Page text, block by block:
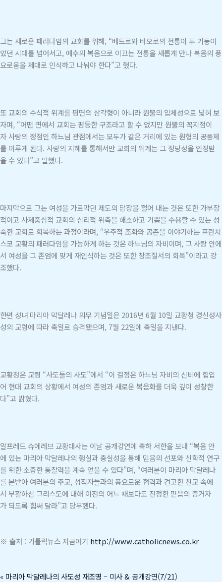
그는 새로운 패러다임의 교회를 위해, “베드로와 바오로의 전통이 두 기둥이
었던 시대를 넘어서고, 예수의 복음으로 이끄는 전통을 새롭게 만나 복음의 풍
요로움을 제대로 인식하고 나눠야 한다”고 했다.
또 교회의 수식적 위계를 평면의 삼각형이 아니라 원뿔의 입체성으로 넓혀 보
자며, “어떤 면에서 교회는 평등한 구조라고 할 수 없지만 원뿔의 꼭지점이
자 사랑의 정점인 하느님 관점에서는 모두가 같은 거리에 있는 원형의 공동체
를 이루게 된다. 사랑의 지혜를 통해서만 교회의 위계는 그 정당성을 인정받
을 수 있다”고 말했다.
마지막으로 그는 여성을 가로막던 제도의 담장을 헐어 내는 것은 또한 가부장
적이고 사제중심적 교회의 심리적 위축을 해소하고 기쁨을 수용할 수 있는 성
숙한 교회로 회복하는 과정이라며, “우주적 조화와 공존을 이야기하는 프란치
스코 교황의 패러다임을 가능하게 하는 것은 하느님의 자비이며, 그 사랑 안에
서 여성을 그 존엄에 맞게 재인식하는 것은 또한 창조질서의 회복”이라고 강
조했다.
한편 성녀 마리아 막달레나 의무 기념일은 2016년 6월 10일 교황청 경신성사
성의 교령에 따라 축일로 승격됐으며, 7월 22일에 축일을 지낸다.
교황청은 교령 “사도들의 사도”에서 “이 결정은 하느님 자비의 신비에 힘입
어 현대 교회의 상황에서 여성의 존엄과 새로운 복음화를 더욱 깊이 성찰한
다”고 밝혔다.
알프레드 슈에레브 교황대사는 이날 공개강연에 축하 서한을 보내 “복음 안
에 있는 마리아 막달레나의 행실과 충실성을 통해 믿음의 선포와 신학적 연구
를 위한 소중한 통찰력을 계속 얻을 수 있다”며, “여러분이 마리아 막달레나
를 본받아 여러분의 주교, 성직자들과의 풍요로운 협력과 견고한 친교 속에
서 부활하신 그리스도에 대해 이전의 어느 때보다도 진정한 믿음의 증거자
가 되도록 힘써 달라”고 당부했다.
※ 출처 : 가톨릭뉴스 지금여기 http://www.catholicnews.co.kr
« 마리아 막달레나의 사도성 재조명 – 미사 & 공개강연(7/21)